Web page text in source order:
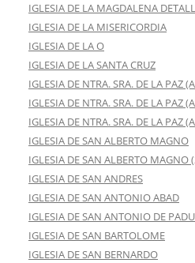
IGLESIA DE LA MAGDALENA
IGLESIA DE LA MISERICORDIA
IGLESIA DE LA O
IGLESIA DE LA SANTA CRUZ
IGLESIA DE NTRA. SRA. DE LA PAZ
IGLESIA DE NTRA. SRA. DE LA PAZ
IGLESIA DE NTRA. SRA. DE LA PAZ
IGLESIA DE SAN ALBERTO MAGNO
IGLESIA DE SAN ALBERTO MAGNO
IGLESIA DE SAN ANDRES
IGLESIA DE SAN ANTONIO ABAD
IGLESIA DE SAN ANTONIO DE
IGLESIA DE SAN BARTOLOME
IGLESIA DE SAN BERNARDO